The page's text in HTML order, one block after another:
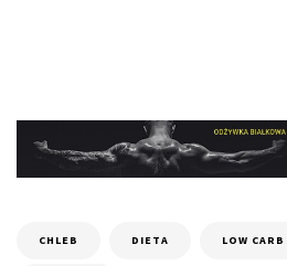
CHLEB DIETA LOW CARB